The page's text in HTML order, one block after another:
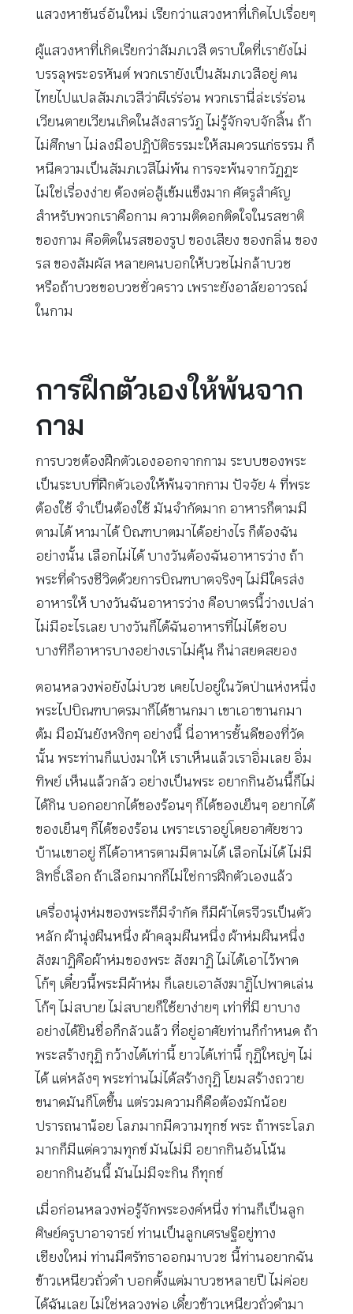
แสวงหาขันธ์อันใหม่ เรียกว่าแสวงหาที่เกิดไปเรื่อยๆ
ผู้แสวงหาที่เกิดเรียกว่าสัมภเวสี ตราบใดที่เรายังไม่
บรรลุพระอรหันต์ พวกเรายังเป็นสัมภเวสีอยู่ คน
ไทยไปแปลสัมภเวสีว่าผีเร่ร่อน พวกเรานี่ล่ะเร่ร่อน
เวียนตายเวียนเกิดในสังสารวัฏ ไม่รู้จักจบจักสิ้น ถ้า
ไม่ศึกษา ไม่ลงมือปฏิบัติธรรมะให้สมควรแก่ธรรม ก็
หนีความเป็นสัมภเวสีไม่พ้น การจะพ้นจากวัฏฏะ
ไม่ใช่เรื่องง่าย ต้องต่อสู้เข้มแข็งมาก ศัตรูสำคัญ
สำหรับพวกเราคือกาม ความติดอกติดใจในรสชาติ
ของกาม คือติดในรสของรูป ของเสียง ของกลิ่น ของ
รส ของสัมผัส หลายคนบอกให้บวชไม่กล้าบวช
หรือถ้าบวชขอบวชชั่วคราว เพราะยังอาลัยอาวรณ์
ในกาม
การฝึกตัวเองให้พ้นจาก
กาม
การบวชต้องฝึกตัวเองออกจากกาม ระบบของพระ
เป็นระบบที่ฝึกตัวเองให้พ้นจากกาม ปัจจัย 4 ที่พระ
ต้องใช้ จำเป็นต้องใช้ มันจำกัดมาก อาหารก็ตามมี
ตามได้ หามาได้ บิณฑบาตมาได้อย่างไร ก็ต้องฉัน
อย่างนั้น เลือกไม่ได้ บางวันต้องฉันอาหารว่าง ถ้า
พระที่ดำรงชีวิตด้วยการบิณฑบาตจริงๆ ไม่มีใครส่ง
อาหารให้ บางวันฉันอาหารว่าง คือบาตรนี้ว่างเปล่า
ไม่มีอะไรเลย บางวันก็ได้ฉันอาหารที่ไม่ได้ชอบ
บางทีก็อาหารบางอย่างเราไม่คุ้น ก็น่าสยดสยอง
ตอนหลวงพ่อยังไม่บวช เคยไปอยู่ในวัดป่าแห่งหนึ่ง
พระไปบิณฑบาตรมาก็ได้ขานกมา เขาเอาขานกมา
ต้ม มือมันยังหงิกๆ อย่างนี้ นี่อาหารชั้นดีของที่วัด
นั้น พระท่านก็แบ่งมาให้ เราเห็นแล้วเราอิ่มเลย อิ่ม
ทิพย์ เห็นแล้วกลัว อย่างเป็นพระ อยากกินอันนี้ก็ไม่
ได้กิน บอกอยากได้ของร้อนๆ ก็ได้ของเย็นๆ อยากได้
ของเย็นๆ ก็ได้ของร้อน เพราะเราอยู่โดยอาศัยชาว
บ้านเขาอยู่ ก็ได้อาหารตามมีตามได้ เลือกไม่ได้ ไม่มี
สิทธิ์เลือก ถ้าเลือกมากก็ไม่ใช่การฝึกตัวเองแล้ว
เครื่องนุ่งห่มของพระก็มีจำกัด ก็มีผ้าไตรจีวรเป็นตัว
หลัก ผ้านุ่งผืนหนึ่ง ผ้าคลุมผืนหนึ่ง ผ้าห่มผืนหนึ่ง
สังฆาฏิคือผ้าห่มของพระ สังฆาฏิ ไม่ได้เอาไว้พาด
โก้ๆ เดี๋ยวนี้พระมีผ้าห่ม ก็เลยเอาสังฆาฏิไปพาดเล่น
โก้ๆ ไม่สบาย ไม่สบายก็ใช้ยาง่ายๆ เท่าที่มี ยาบาง
อย่างได้ยินชื่อก็กลัวแล้ว ที่อยู่อาศัยท่านก็กำหนด ถ้า
พระสร้างกุฏิ กว้างได้เท่านี้ ยาวได้เท่านี้ กุฏิใหญ่ๆ ไม่
ได้ แต่หลังๆ พระท่านไม่ได้สร้างกุฏิ โยมสร้างถวาย
ขนาดมันก็โตขึ้น แต่รวมความก็คือต้องมักน้อย
ปรารถนาน้อย โลภมากมีความทุกข์ พระ ถ้าพระโลภ
มากก็มีแต่ความทุกข์ มันไม่มี อยากกินอันโน้น
อยากกินอันนี้ มันไม่มีจะกิน ก็ทุกข์
เมื่อก่อนหลวงพ่อรู้จักพระองค์หนึ่ง ท่านก็เป็นลูก
ศิษย์ครูบาอาจารย์ ท่านเป็นลูกเศรษฐีอยู่ทาง
เชียงใหม่ ท่านมีศรัทธาออกมาบวช นี้ท่านอยากฉัน
ข้าวเหนียวถั่วดำ บอกตั้งแต่มาบวชหลายปี ไม่ค่อย
ได้ฉันเลย ไม่ใช่หลวงพ่อ เดี๋ยวข้าวเหนียวถั่วดำมา